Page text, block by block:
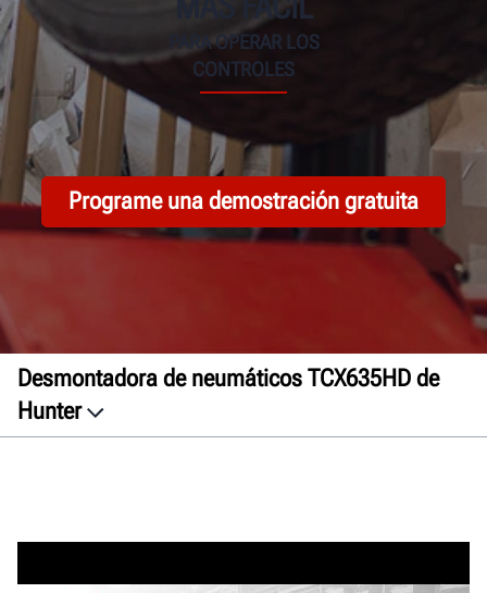
PARA OPERAR LOS
CONTROLES
Programe una demostración gratuita
Desmontadora de neumáticos TCX635HD de
Hunter